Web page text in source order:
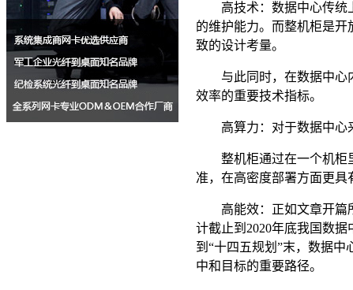
高技术：数据中心传统上
的维护能力。而整机柜是
致的设计考量。
与此同时，在数据中心内
效率的重要技术指标。
高算力：对于数据中心来
整机柜通过在一个机柜里
准，在高密度部署方面更具
高能效：正如文章开篇所
计截止到2020年底我国数
到“十四五规划”末，数据
中和目标的重要路径。